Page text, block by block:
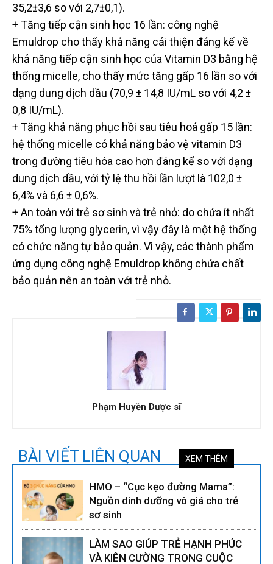
35,2±3,6 so với 2,7±0,1).
+ Tăng tiếp cận sinh học 16 lần: công nghệ
Emuldrop cho thấy khả năng cải thiện đáng kể về
khả năng tiếp cận sinh học của Vitamin D3 bằng hệ
thống micelle, cho thấy mức tăng gấp 16 lần so với
dạng dung dịch dầu (70,9 ± 14,8 IU/mL so với 4,2 ±
0,8 IU/mL).
+ Tăng khả năng phục hồi sau tiêu hoá gấp 15 lần:
hệ thống micelle có khả năng bảo vệ vitamin D3
trong đường tiêu hóa cao hơn đáng kể so với dạng
dung dịch dầu, với tỷ lệ thu hồi lần lượt là 102,0 ±
6,4% và 6,6 ± 0,6%.
+ An toàn với trẻ sơ sinh và trẻ nhỏ: do chứa ít nhất
75% tổng lượng glycerin, vì vậy đây là một hệ thống
có chức năng tự bảo quản. Vì vậy, các thành phẩm
ứng dụng công nghệ Emuldrop không chứa chất
bảo quản nên an toàn với trẻ nhỏ.
Phạm Huyền Dược sĩ
BÀI VIẾT LIÊN QUAN XEM THÊM
HMO – “Cục kẹo đường Mama”:
Nguồn dinh dưỡng vô giá cho trẻ
sơ sinh
LÀM SAO GIÚP TRẺ HẠNH PHÚC
VÀ KIÊN CƯỜNG TRONG CUỘC